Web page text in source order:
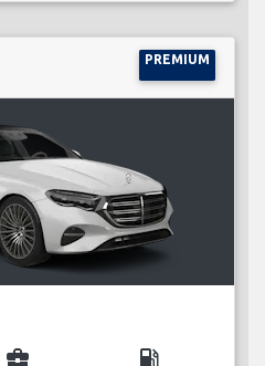
PREMIUM
business_center local_gas_station